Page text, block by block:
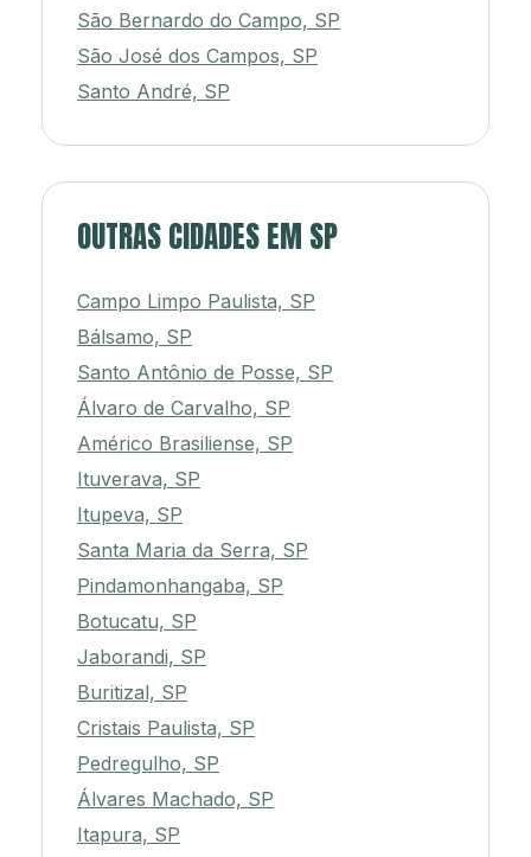
São Bernardo do Campo, SP
São José dos Campos, SP
Santo André, SP
OUTRAS CIDADES EM SP
Campo Limpo Paulista, SP
Bálsamo, SP
Santo Antônio de Posse, SP
Álvaro de Carvalho, SP
Américo Brasiliense, SP
Ituverava, SP
Itupeva, SP
Santa Maria da Serra, SP
Pindamonhangaba, SP
Botucatu, SP
Jaborandi, SP
Buritizal, SP
Cristais Paulista, SP
Pedregulho, SP
Álvares Machado, SP
Itapura, SP